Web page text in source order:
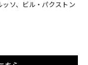
ソ、ビル・パクストン